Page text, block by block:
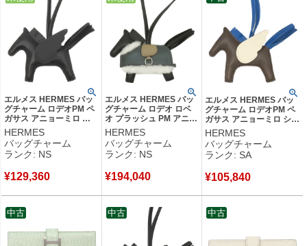
エルメス HERMES バッ
グチャーム ロデオPM ペ
ガサス アニョーミロ ブ
ラック 新品 未使用 ソー
ブラック 2025年製 K
【箱】 【中古】未使用保
管品
HERMES
バッグチャーム
ランク: NS
¥129,360
エルメス HERMES バッ
グチャーム ロデオ ロベ
オ プラッシュ PM アニョ
ーミロ ヴォースイフト
メリノウール ブラック×
ヴェールマングローブ×
ベージュマルファ シルバ
年製 G 【箱】 【中古】
HERMES
バッグチャーム
ランク: NS
¥194,040
エルメス HERMES バッ
グチャーム ロデオPM ペ
ガサス アニョーミロ ショ
コラ×ブルーフランス×ク
レ 茶 青 白 2024年製 W
【中古】新品同様品
HERMES
バッグチャーム
ランク: SA
¥105,840
中古 中古 中古